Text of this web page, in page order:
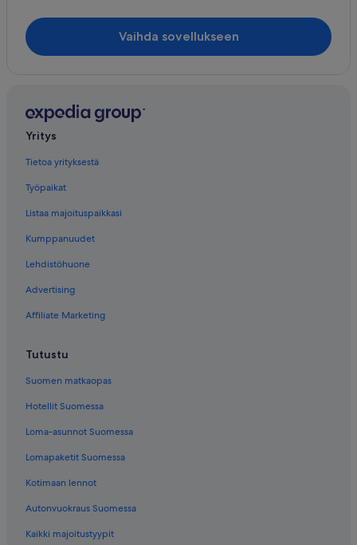
Vaihda sovellukseen
Yritys
Tietoa yrityksestä
Työpaikat
Listaa majoituspaikkasi
Kumppanuudet
Lehdistöhuone
Advertising
Affiliate Marketing
Tutustu
Suomen matkaopas
Hotellit Suomessa
Loma-asunnot Suomessa
Lomapaketit Suomessa
Kotimaan lennot
Autonvuokraus Suomessa
Kaikki majoitustyypit